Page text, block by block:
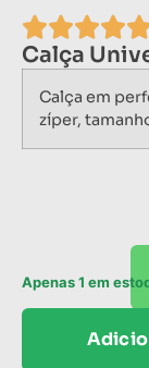
Calça
Calça em
zíper,
Apenas 1 em